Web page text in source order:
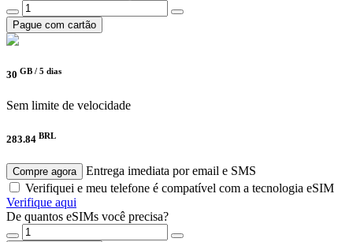
Pague com cartão
30 GB / 5 dias
Sem limite de velocidade
283.84 BRL
Compre agora
Entrega imediata por email e SMS
Verifiquei e meu telefone é compatível com a tecnologia eSIM
Verifique aqui
De quantos eSIMs você precisa?